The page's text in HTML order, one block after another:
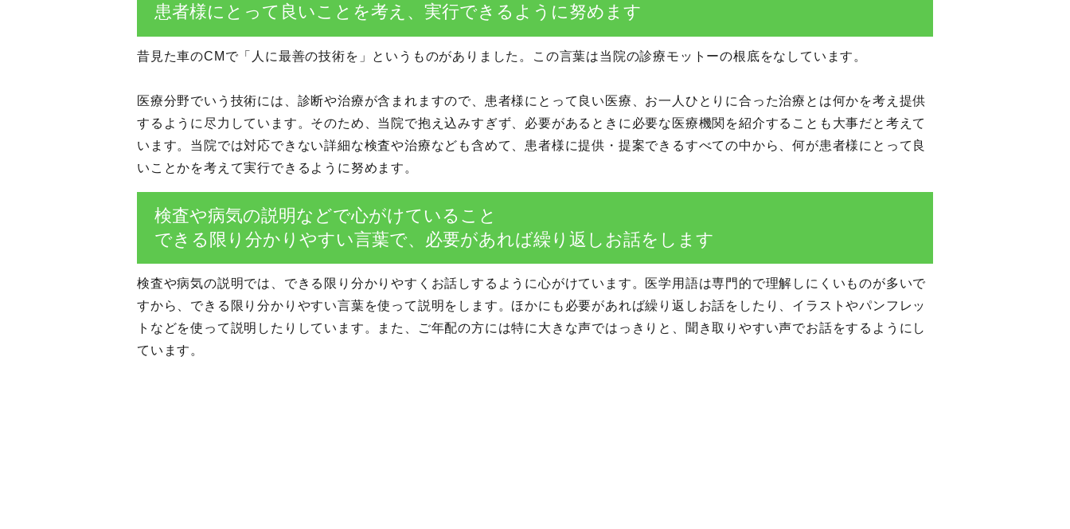
患者様にとって良いことを考え、実行できるように努めます
昔見た車のCMで「人に最善の技術を」というものがありました。この言葉は当院の診療モットーの根底をなしています。
医療分野でいう技術には、診断や治療が含まれますので、患者様にとって良い医療、お一人ひとりに合った治療とは何かを考え提供
するように尽力しています。そのため、当院で抱え込みすぎず、必要があるときに必要な医療機関を紹介することも大事だと考えて
います。当院では対応できない詳細な検査や治療なども含めて、患者様に提供・提案できるすべての中から、何が患者様にとって良
いことかを考えて実行できるように努めます。
検査や病気の説明などで心がけていること
できる限り分かりやすい言葉で、必要があれば繰り返しお話をします
検査や病気の説明では、できる限り分かりやすくお話しするように心がけています。医学用語は専門的で理解しにくいものが多いで
すから、できる限り分かりやすい言葉を使って説明をします。ほかにも必要があれば繰り返しお話をしたり、イラストやパンフレッ
トなどを使って説明したりしています。また、ご年配の方には特に大きな声ではっきりと、聞き取りやすい声でお話をするようにし
ています。